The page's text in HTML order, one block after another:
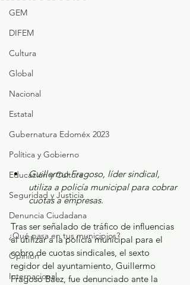
GEM
DIFEM
Cultura
Global
Nacional
Estatal
Gubernatura Edoméx 2023
Política y Gobierno
Educación y Cultura
Seguridad y Justicia
Denuncia Ciudadana
¿Qué pasa en tus municipios?
Opinión
Internacional
Guillermo Fragoso, líder sindical,
utiliza a policía municipal para cobrar
cuotas a empresas.
Tras ser señalado de tráfico de influencias
al utilizar a la policía municipal para el
cobro de cuotas sindicales, el sexto
regidor del ayuntamiento, Guillermo
Fragoso Báez, fue denunciado ante la